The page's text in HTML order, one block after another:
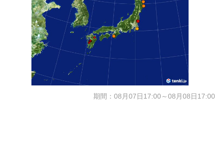
期間：08月07日17:00～08月08日17:00